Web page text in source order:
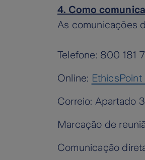
4. Como
As comunicações
Telefone: 800 181
Online:
Correio: Apartado
Marcação de
Comunicação